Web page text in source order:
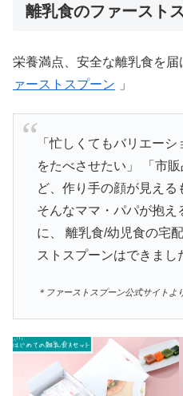
離乳食のファースト
栄養満点、安全な離乳食を届
ァーストスプーン
」
「忙しくてもバリエー
をたべさせたい」 「市
ど、作り手の顔が見える
そんなママ・パパが抱え
に、 離乳食/幼児食の宅
ストスプーンはできまし
＊ファーストスプーン公式サイトよ